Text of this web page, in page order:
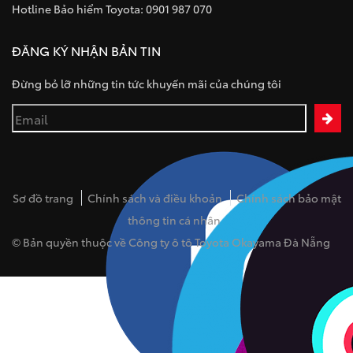
Hotline Bảo hiểm Toyota: 0901 987 070
ĐĂNG KÝ NHẬN BẢN TIN
Đừng bỏ lỡ những tin tức khuyến mãi của chúng tôi
Sơ đồ trang Chính sách và điều khoản
Chính sách bảo mật
thông tin cá nhân
© Bản quyền thuộc về Công ty ô tô Toyota Okayama Đà Nẵng